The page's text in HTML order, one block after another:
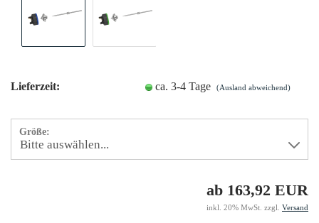
Lieferzeit: ca. 3-4 Tage(Ausland abweichend)
Größe:
ab 163,92 EUR
inkl. 20% MwSt. zzgl. Versand